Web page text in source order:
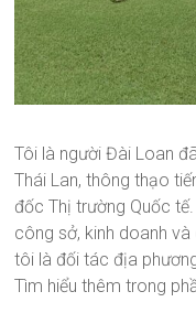
Tôi là người Đài Loan
Thái Lan, thông thạo
đốc Thị trường Quốc
công sở, kinh doanh
tôi là đối tác địa
Tìm hiểu thêm trong